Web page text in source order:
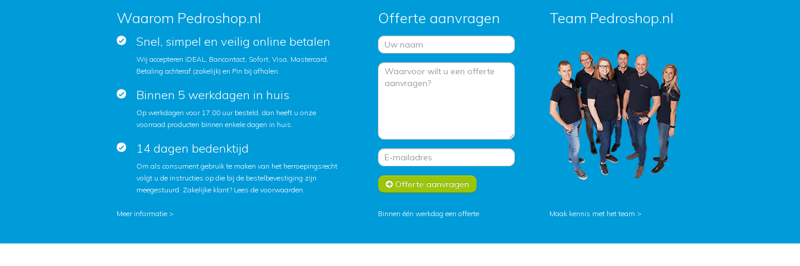
Waarom Pedroshop.nl
Snel, simpel en veilig online betalen
Wij accepteren iDEAL, Bancontact, Sofort, Visa, Mastercard,
Betaling achteraf (zakelijk) en Pin bij afhalen.
Binnen 5 werkdagen in huis
Op werkdagen voor 17.00 uur besteld, dan heeft u onze
voorraad producten binnen enkele dagen in huis.
14 dagen bedenktijd
Om als consument gebruik te maken van het herroepingsrecht
volgt u de instructies op die bij de bestelbevestiging zijn
meegestuurd. Zakelijke klant? Lees de voorwaarden.
Offerte aanvragen
Offerte aanvragen
Team Pedroshop.nl
Meer informatie > Binnen één werkdag een offerte Maak kennis met het team >